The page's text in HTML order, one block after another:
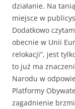
działanie. Na
miejsce w
Dodatkowo
obecnie w Unii
relokacji”, jest
to już ma
Narodu w
Platformy
zagadnienie